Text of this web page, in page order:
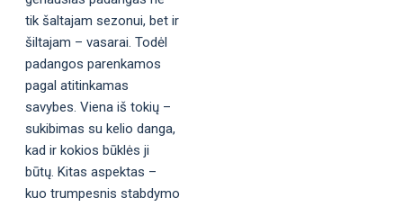
tik šaltajam sezonui, bet ir
šiltajam – vasarai. Todėl
padangos parenkamos
pagal atitinkamas
savybes. Viena iš tokių –
sukibimas su kelio danga,
kad ir kokios būklės ji
būtų. Kitas aspektas –
kuo trumpesnis stabdymo